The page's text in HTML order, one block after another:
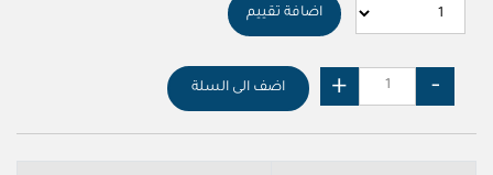
اضافة تقييم
اضف الى السلة